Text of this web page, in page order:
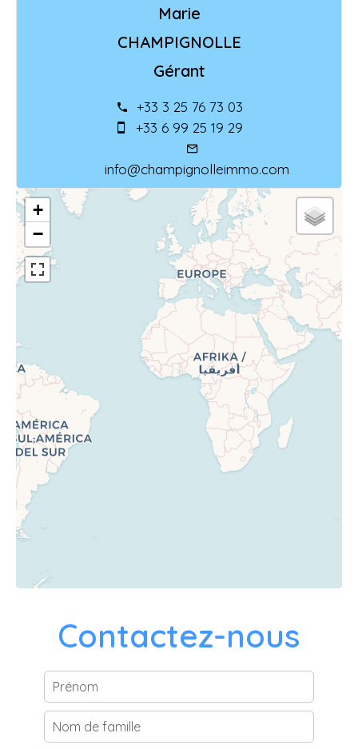
Marie
CHAMPIGNOLLE
Gérant
+33 3 25 76 73 03
+33 6 99 25 19 29
info@champignolleimmo.com
+
−
Contactez-nous